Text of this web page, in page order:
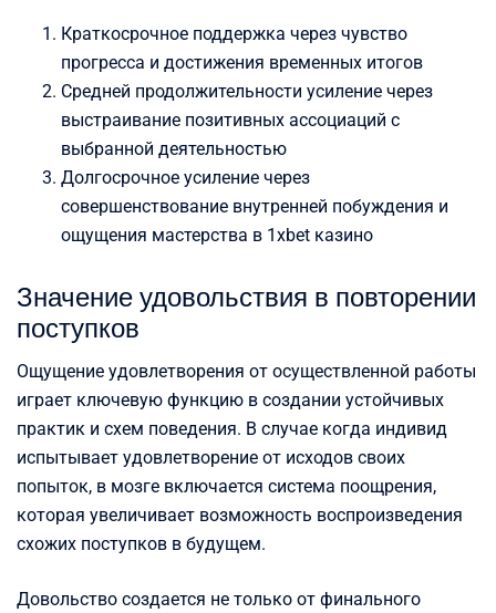
Краткосрочное поддержка через чувство
прогресса и достижения временных итогов
Средней продолжительности усиление через
выстраивание позитивных ассоциаций с
выбранной деятельностью
Долгосрочное усиление через
совершенствование внутренней побуждения и
ощущения мастерства в 1xbet казино
Значение удовольствия в повторении
поступков
Ощущение удовлетворения от осуществленной работы
играет ключевую функцию в создании устойчивых
практик и схем поведения. В случае когда индивид
испытывает удовлетворение от исходов своих
попыток, в мозге включается система поощрения,
которая увеличивает возможность воспроизведения
схожих поступков в будущем.
Довольство создается не только от финального